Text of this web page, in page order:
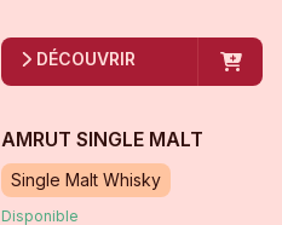
DÉCOUVRIR
AMRUT SINGLE MALT
Single Malt Whisky
Disponible